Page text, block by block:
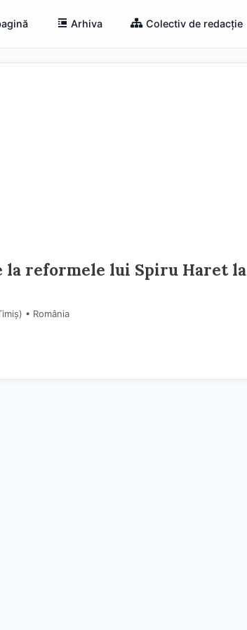
Arhiva Colectiv de redacție
la reformele lui Spiru Haret la
• România